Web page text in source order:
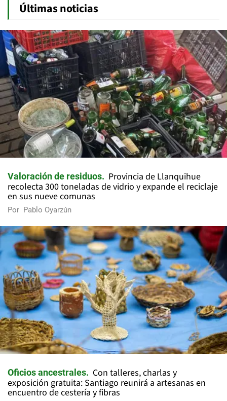
Últimas noticias
Valoración de residuos
Provincia de Llanquihue
recolecta 300 toneladas de vidrio y expande el reciclaje
en sus nueve comunas
Por Pablo Oyarzún
Oficios ancestrales
Con talleres, charlas y
exposición gratuita: Santiago reunirá a artesanas en
encuentro de cestería y fibras